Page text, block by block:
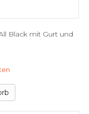
Black mit Gurt und